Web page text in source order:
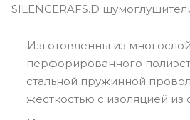
SILENCERAFS.D
Изготовленны из
перфорированного
стальной пружинной
жесткостью с изоляцией из